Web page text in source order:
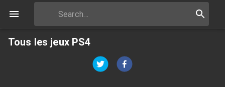
Tous les jeux PS4